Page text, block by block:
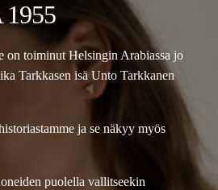
on toiminut Helsingin Arabiassa jo
Tarkkasen isä Unto Tarkkanen
ja se näkyy myös
puolella vallitseekin